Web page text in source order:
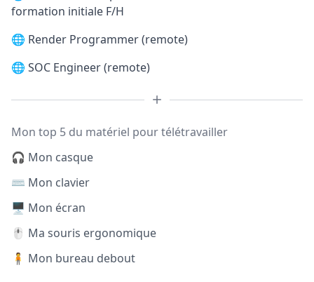
formation initiale F/H
🌐 Render Programmer (remote)
🌐 SOC Engineer (remote)
Mon top 5 du matériel pour télétravailler
🎧 Mon casque
⌨️ Mon clavier
🖥️ Mon écran
🖱️ Ma souris ergonomique
🧍 Mon bureau debout